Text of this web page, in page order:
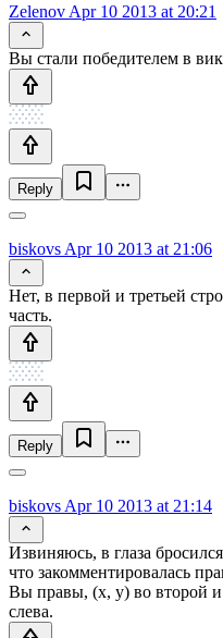
Zelenov Apr 10 2013 at 20:21
Вы стали победителем в
Reply
biskovs Apr 10 2013 at 21:06
Нет, в первой и третьей
часть.
Reply
biskovs Apr 10 2013 at 21:14
Извиняюсь, в глаза
что закомментировалась
Вы правы, (x, y) во второй и
слева.